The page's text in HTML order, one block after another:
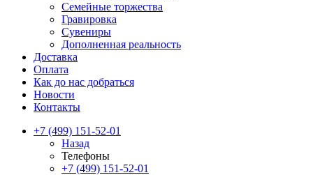
Семейные торжества
Гравировка
Сувениры
Дополненная реальность
Доставка
Оплата
Как до нас добраться
Новости
Контакты
+7 (499) 151-52-01
Назад
Телефоны
+7 (499) 151-52-01